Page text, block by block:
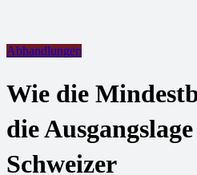
Abhandlungen
Wie die
die
Schweizer